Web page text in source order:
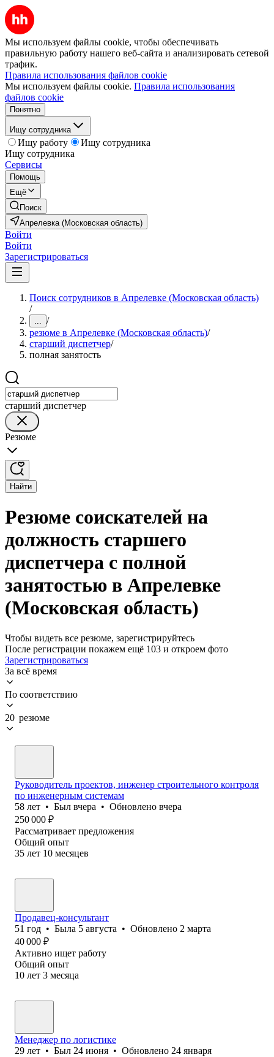
Мы используем файлы cookie, чтобы обеспечивать
правильную работу нашего веб-сайта и анализировать сетевой
трафик.
Правила использования файлов cookie
Мы используем файлы cookie. Правила использования
файлов cookie
Понятно
Ищу сотрудника
Ищу работу
Ищу сотрудника
Ищу сотрудника
Сервисы
Помощь
Ещё
Поиск
Апрелевка (Московская область)
Войти
Войти
Зарегистрироваться
Поиск сотрудников в Апрелевке (Московская область)
/
... /
резюме в Апрелевке (Московская область)/
старший диспетчер/
полная занятость
старший диспетчер
Резюме
Найти
Резюме соискателей на
должность старшего
диспетчера с полной
занятостью в Апрелевке
(Московская область)
Чтобы видеть все резюме, зарегистрируйтесь
После регистрации покажем ещё 103 и откроем фото
Зарегистрироваться
За всё время
По соответствию
20 резюме
Руководитель проектов, инженер строительного контроля
по инженерным системам
58 лет • Был вчера • Обновлено вчера
250 000 ₽
Рассматривает предложения
Общий опыт
35 лет 10 месяцев
Продавец-консультант
51 год • Была 5 августа • Обновлено 2 марта
40 000 ₽
Активно ищет работу
Общий опыт
10 лет 3 месяца
Менеджер по логистике
29 лет • Был 24 июня • Обновлено 24 января